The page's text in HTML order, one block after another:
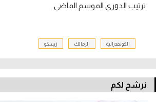
ترتيب الدوري الموسم الماضي.
الكونفدرالية الزمالك زيسكو
نرشح لكم